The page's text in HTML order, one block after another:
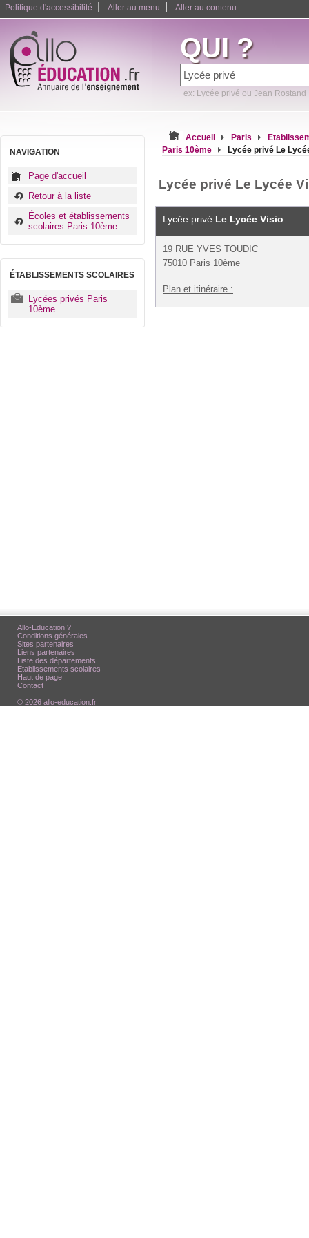
Politique d'accessibilité Aller au menu Aller au contenu
QUI ?
ex: Lycée privé ou Jean Rostand
NAVIGATION
Page d'accueil
Retour à la liste
Écoles et établissements
scolaires Paris 10ème
ÉTABLISSEMENTS SCOLAIRES
Lycées privés Paris
10ème
Accueil Paris
Paris 10ème
Lycée privé Le
Lycée privé Le Lycée
Lycée privé Le Lycée Visio
19 RUE YVES TOUDIC
75010 Paris 10ème
Plan et itinéraire :
Allo-Education ?
Conditions générales
Sites partenaires
Liens partenaires
Liste des départements
Etablissements scolaires
Haut de page
Contact
© 2026 allo-education.fr